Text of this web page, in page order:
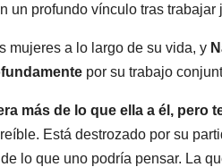
un profundo vínculo tras
mujeres a lo largo de su vida, y
por su trabajo
más de lo que ella a él, pero
Está destrozado por su
lo que uno podría pensar. La